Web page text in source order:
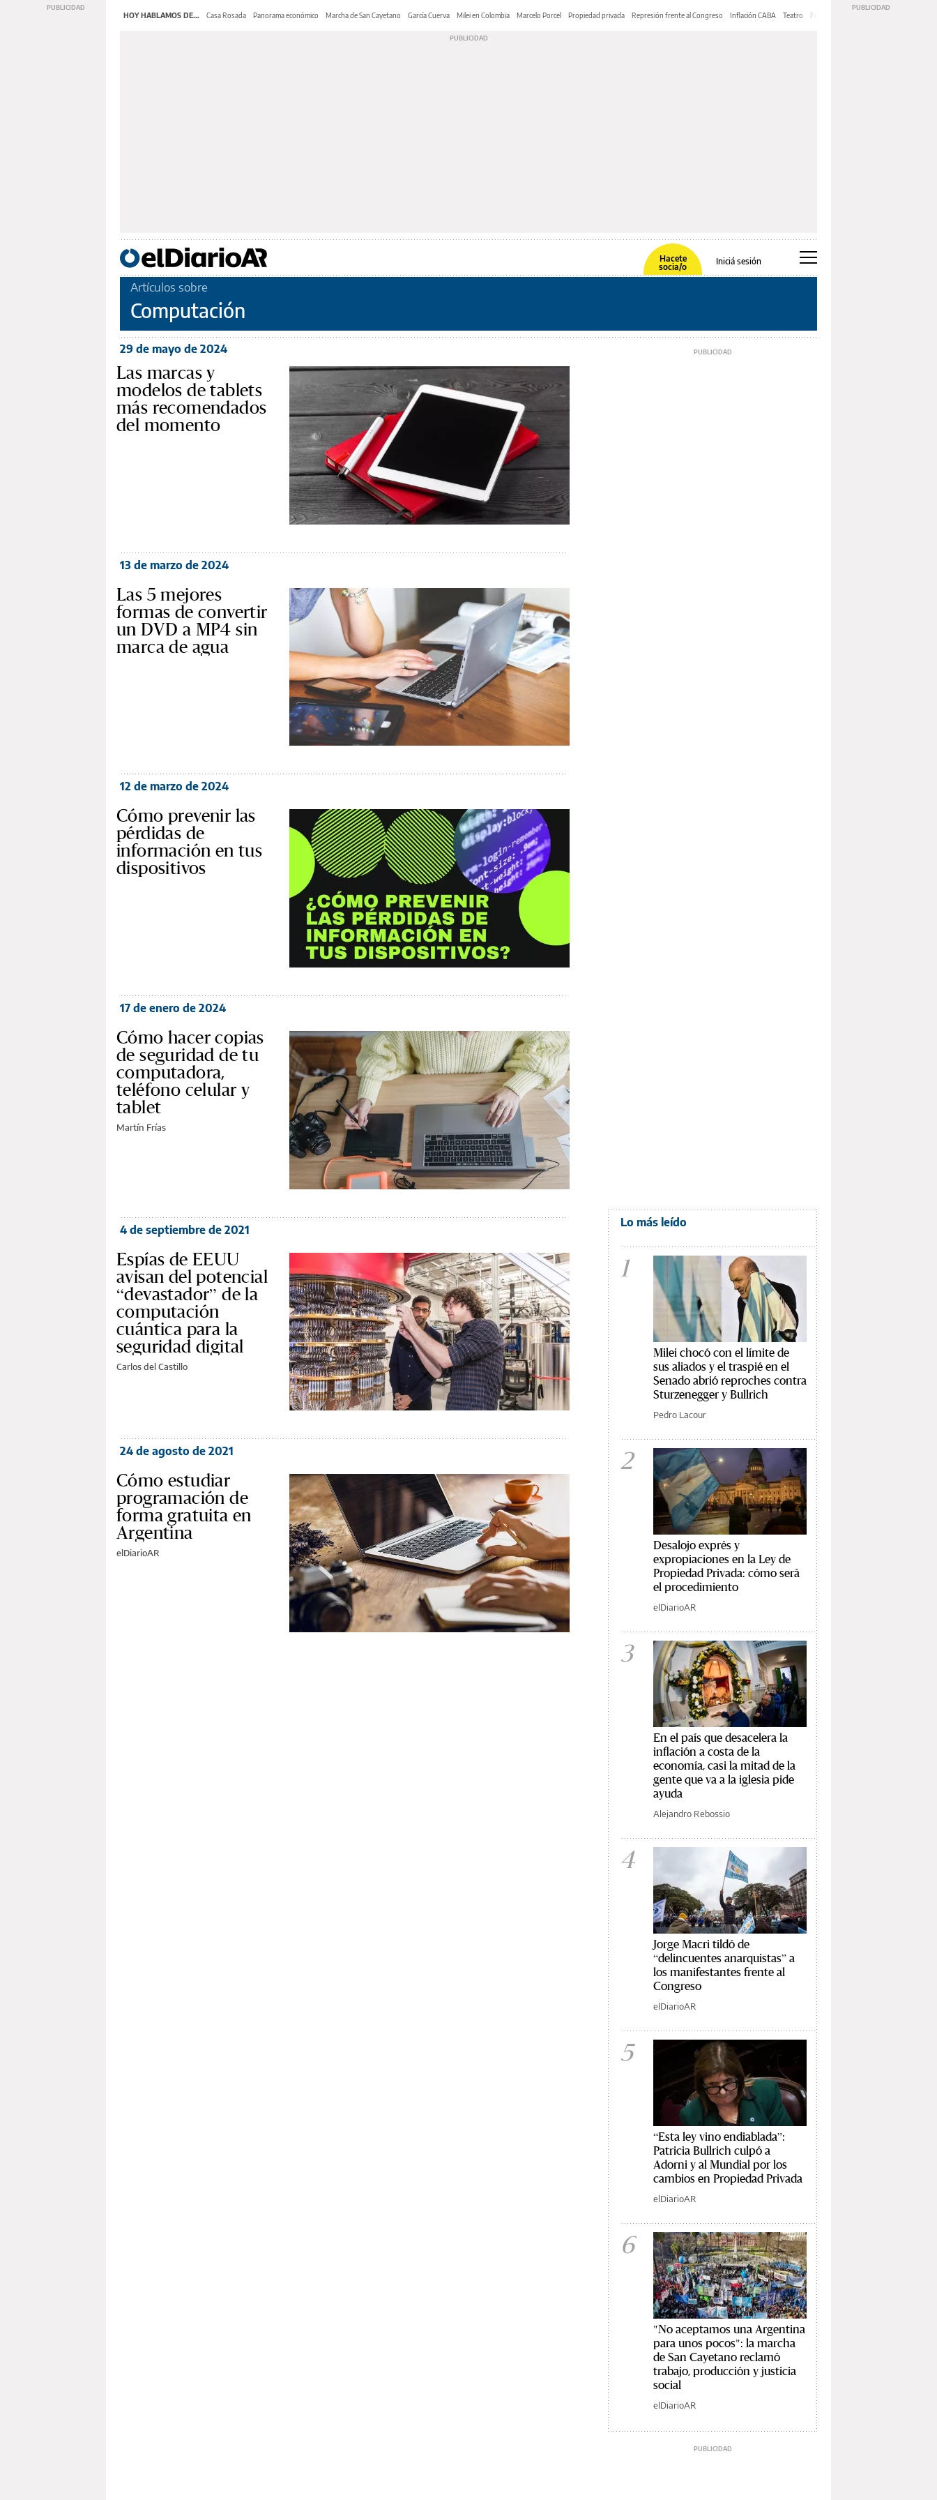
HOY HABLAMOS DE... Casa Rosada Panorama económico Marcha de San Cayetano García Cuerva Milei en Colombia Marcelo Porcel Propiedad privada Represión frente al Congreso Inflación CABA Teatro Feria de Editores
Hacete
socia/o
Iniciá sesión
Artículos sobre
Computación
29 de mayo de 2024
Las marcas y
modelos de tablets
más recomendados
del momento
13 de marzo de 2024
Las 5 mejores
formas de convertir
un DVD a MP4 sin
marca de agua
12 de marzo de 2024
Cómo prevenir las
pérdidas de
información en tus
dispositivos
17 de enero de 2024
Cómo hacer copias
de seguridad de tu
computadora,
teléfono celular y
tablet
Martín Frías
4 de septiembre de 2021
Espías de EEUU
avisan del potencial
“devastador” de la
computación
cuántica para la
seguridad digital
Carlos del Castillo
24 de agosto de 2021
Cómo estudiar
programación de
forma gratuita en
Argentina
elDiarioAR
Lo más leído
1
Milei chocó con el límite de
sus aliados y el traspié en el
Senado abrió reproches contra
Sturzenegger y Bullrich
Pedro Lacour
2
Desalojo exprés y
expropiaciones en la Ley de
Propiedad Privada: cómo será
el procedimiento
elDiarioAR
3
En el país que desacelera la
inflación a costa de la
economía, casi la mitad de la
gente que va a la iglesia pide
ayuda
Alejandro Rebossio
4
Jorge Macri tildó de
“delincuentes anarquistas” a
los manifestantes frente al
Congreso
elDiarioAR
5
“Esta ley vino endiablada”:
Patricia Bullrich culpó a
Adorni y al Mundial por los
cambios en Propiedad Privada
elDiarioAR
6
"No aceptamos una Argentina
para unos pocos": la marcha
de San Cayetano reclamó
trabajo, producción y justicia
social
elDiarioAR